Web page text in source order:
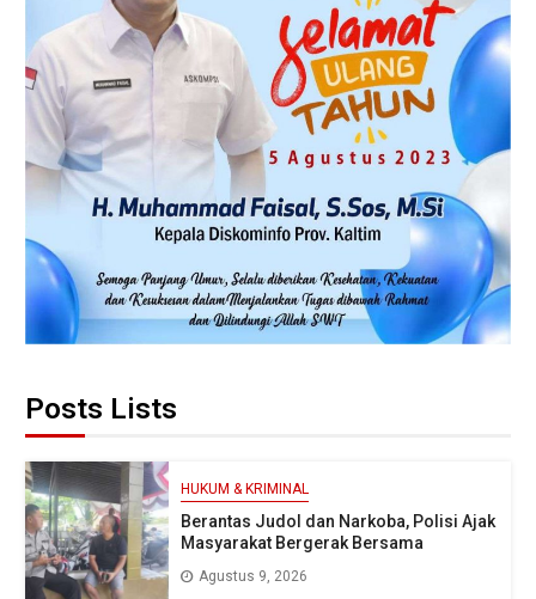
Posts Lists
HUKUM & KRIMINAL
Berantas Judol dan Narkoba, Polisi Ajak
Masyarakat Bergerak Bersama
Agustus 9, 2026